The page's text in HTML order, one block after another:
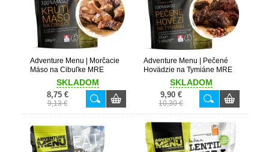
Adventure Menu | Morčacie
Mäso na Cibuľke MRE
SKLADOM
8,75 €
9,13 €
Adventure Menu | Pečené
Hovädzie na Tymiáne MRE
SKLADOM
9,90 €
10,30 €